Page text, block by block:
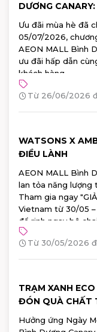
DƯƠNG
100% TRÚNG
Ưu đãi mùa hè đã
05/07/2026,
AEON MALL Bình
ưu đãi hấp dẫn
khách hàng.
Từ 26/06/2026
WATSONS X
ĐIỀU LÀNH
AEON MALL Bình
lan tỏa năng lượng
Tham gia ngay
Vietnam từ 30/05 –
để rinh ngay bộ
từ Watsons!
Từ 30/05/2026
TRẠM XANH
ĐÓN QUÀ CHẤT
CANARY
Hưởng ứng Ngày